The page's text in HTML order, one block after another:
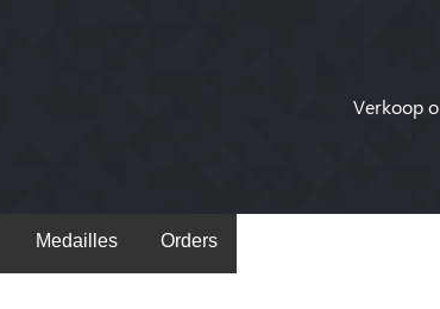
Verkoop
Medailles Orders